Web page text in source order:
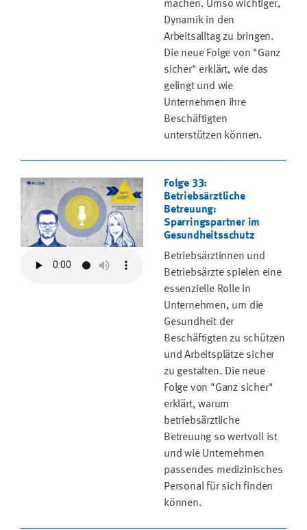
machen. Umso wichtiger,
Dynamik in den
Arbeitsalltag zu bringen.
Die neue Folge von "Ganz
sicher" erklärt, wie das
gelingt und wie
Unternehmen ihre
Beschäftigten
unterstützen können.
Folge 33:
Betriebsärztliche
Betreuung:
Sparringspartner im
Gesundheitsschutz
Betriebsärztinnen und
Betriebsärzte spielen eine
essenzielle Rolle in
Unternehmen, um die
Gesundheit der
Beschäftigten zu schützen
und Arbeitsplätze sicher
zu gestalten. Die neue
Folge von "Ganz sicher"
erklärt, warum
betriebsärztliche
Betreuung so wertvoll ist
und wie Unternehmen
passendes medizinisches
Personal für sich finden
können.